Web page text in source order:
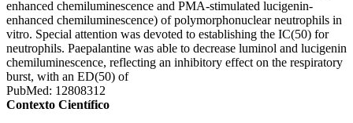
enhanced chemiluminescence and PMA-stimulated lucigenin-
enhanced chemiluminescence) of polymorphonuclear neutrophils in
vitro. Special attention was devoted to establishing the IC(50) for
neutrophils. Paepalantine was able to decrease luminol and lucigenin
chemiluminescence, reflecting an inhibitory effect on the respiratory
burst, with an ED(50) of
PubMed: 12808312
Contexto Científico